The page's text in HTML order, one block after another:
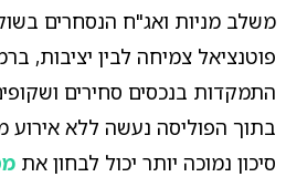
משלב מניות ואג"ח הנסחרים
פוטנציאל צמיחה לבין יציבות,
התמקדות בנכסים סחירים
בתוך הפוליסה נעשה ללא
סיכון נמוכה יותר יכול לבחון את